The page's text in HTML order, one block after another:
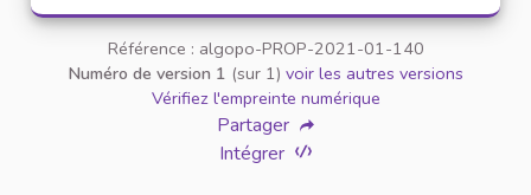
Référence : algopo-PROP-2021-01-140
Numéro de version 1 (sur 1) voir les autres versions
Vérifiez l'empreinte numérique
Partager
Intégrer